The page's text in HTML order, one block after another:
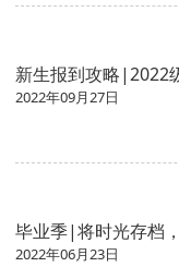
新生报到攻略|2022
2022年09月27日
毕业季|将时光存档
2022年06月23日